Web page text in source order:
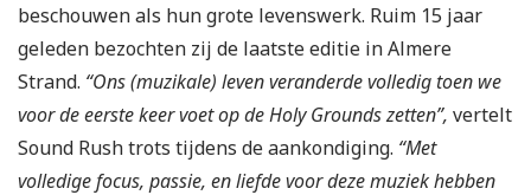
beschouwen als hun grote levenswerk. Ruim 15 jaar
geleden bezochten zij de laatste editie in Almere
Strand. “Ons (muzikale) leven veranderde volledig toen we
voor de eerste keer voet op de Holy Grounds zetten”, vertelt
Sound Rush trots tijdens de aankondiging. “Met
volledige focus, passie, en liefde voor deze muziek hebben